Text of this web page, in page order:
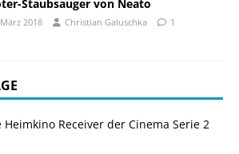
Staubsauger von Neato
2018 Christian Galuschka 1
Receiver der Cinema Serie 2